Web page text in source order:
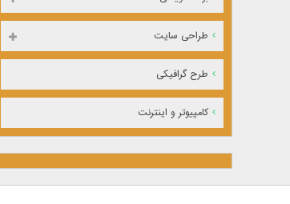
طراحی سایت
طرح گرافیکی
کامپیوتر و اینترنت